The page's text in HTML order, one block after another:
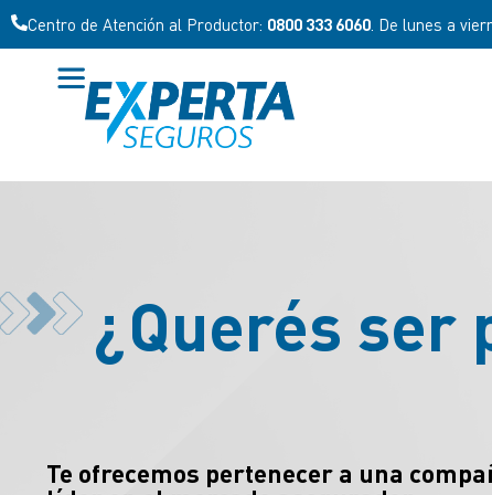
Centro de Atención al Productor: 0800 333 6060 . De lunes a
¿Querés ser
Te ofrecemos pertenecer a una